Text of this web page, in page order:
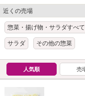
近くの売場
惣菜・揚げ物・サラダすべて
サラダ その他の惣菜
人気順 売